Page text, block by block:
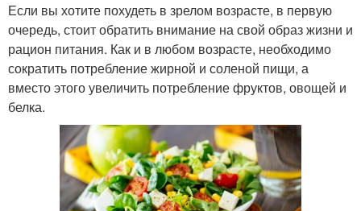
Если вы хотите похудеть в зрелом возрасте, в первую
очередь, стоит обратить внимание на свой образ жизни и
рацион питания. Как и в любом возрасте, необходимо
сократить потребление жирной и соленой пищи, а
вместо этого увеличить потребление фруктов, овощей и
белка.